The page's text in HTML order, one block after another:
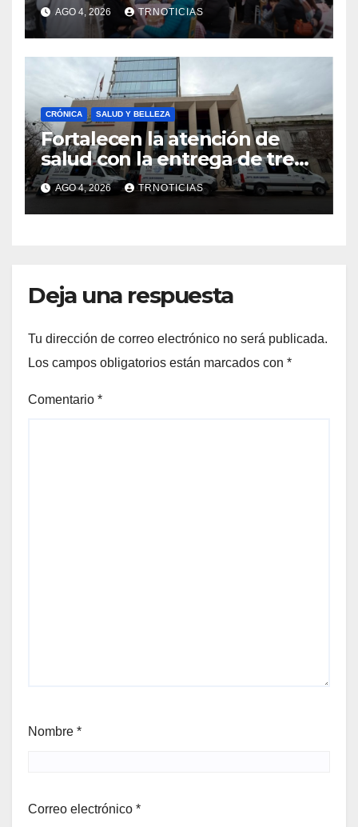
impacto en la hotelería y el
emprendimiento
AGO 4, 2026 TRNOTICIAS
CRÓNICA SALUD Y BELLEZA
Fortalecen la atención de
salud con la entrega de tres
nuevas ambulancias para
Cauquenes y Sagrada Familia
AGO 4, 2026 TRNOTICIAS
Deja una respuesta
Tu dirección de correo electrónico no será publicada.
Los campos obligatorios están marcados con *
Comentario *
Nombre *
Correo electrónico *